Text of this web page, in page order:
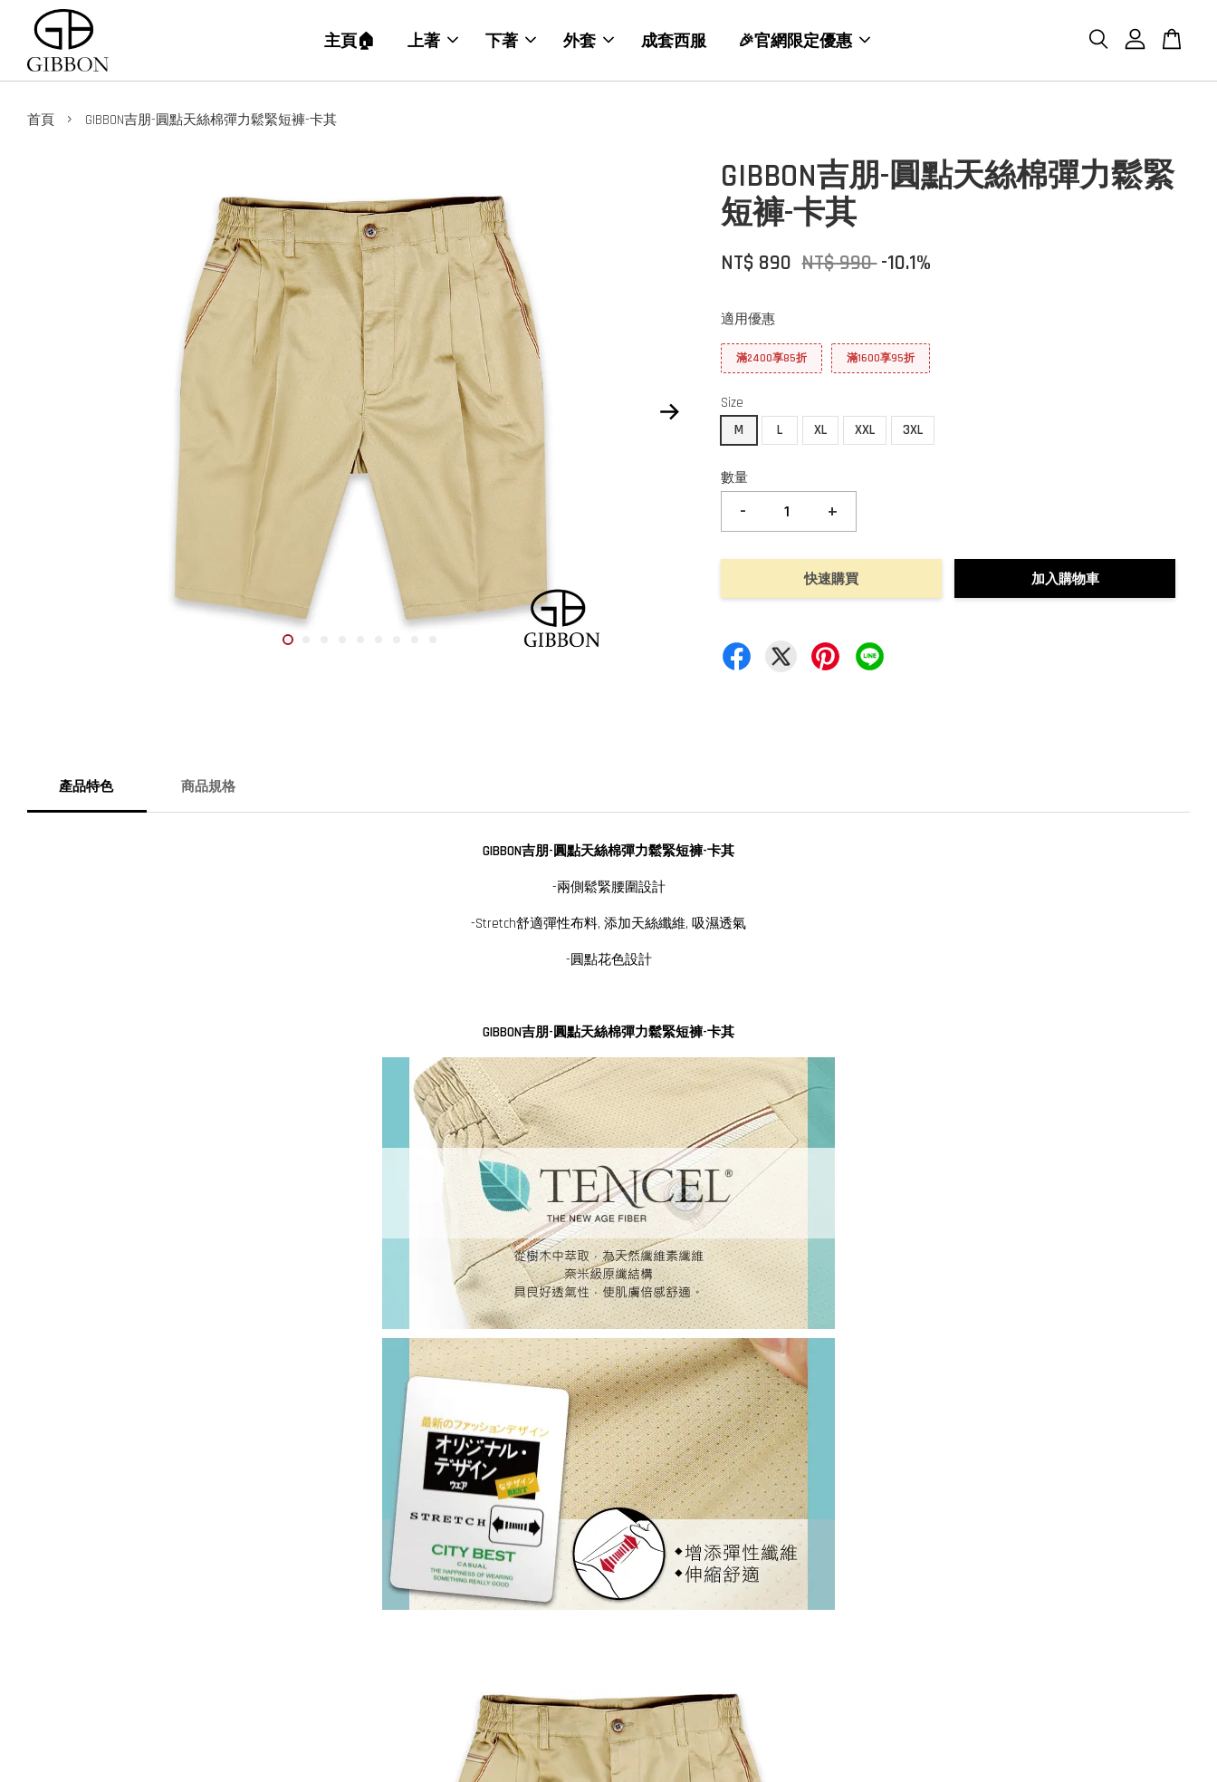
主頁🏠 上著 下著 外套 成套西服 🎉官網限定優惠
首頁 › GIBBON吉朋-圓點天絲棉彈力鬆緊短褲-卡其
GIBBON吉朋-圓點天絲棉彈力鬆緊
短褲-卡其
NT$ 890 NT$ 990-10.1%
適用優惠
滿2400享85折 滿1600享95折
Size
M
L XL XXL 3XL
數量
- +
快速購買 加入購物車
產品特色 商品規格
GIBBON吉朋-圓點天絲棉彈力鬆緊短褲-卡其
-兩側鬆緊腰圍設計
-Stretch舒適彈性布料, 添加天絲纖維, 吸濕透氣
-圓點花色設計
GIBBON吉朋-圓點天絲棉彈力鬆緊短褲-卡其